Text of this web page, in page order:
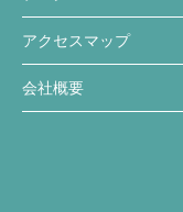
アクセスマップ
会社概要